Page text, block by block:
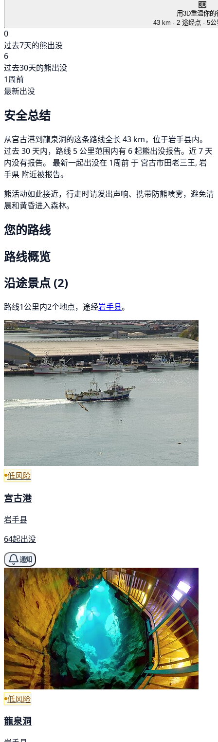
3D
用3D重温你的
43 km · 2 途经点 · 5
0
过去7天的熊出没
6
过去30天的熊出没
1周前
最新出没
安全总结
从宫古港到龍泉洞的这条路线全长 43 km，位于岩手县内。
过去 30 天内，路线 5 公里范围内有 6 起熊出没报告。近 7 天
内没有报告。 最新一起出没在 1周前 于 宮古市田老三王, 岩
手県 附近被报告。
熊活动如此接近，行走时请发出声响、携带防熊喷雾，避免清
晨和黄昏进入森林。
您的路线
路线概览
沿途景点 (2)
路线1公里内2个地点，途经岩手县。
低风险
宫古港
岩手县
64起出没
通知
低风险
龍泉洞